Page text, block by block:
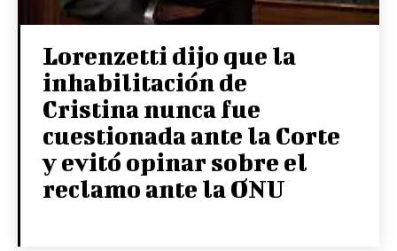
Lorenzetti dijo que la
inhabilitación de
Cristina nunca fue
cuestionada ante la Corte
y evitó opinar sobre el
reclamo ante la ONU